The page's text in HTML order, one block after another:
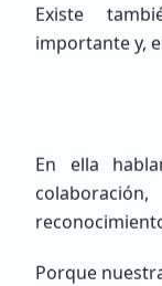
Existe
importante y,
En ella
Porque